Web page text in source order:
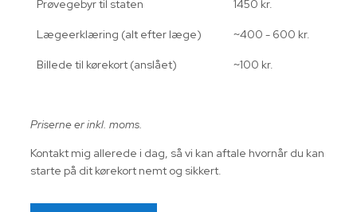
Prøvegebyr til staten 1450 kr.
Lægeerklæring (alt efter læge) ~400 - 600 kr.
Billede til kørekort (anslået) ~100 kr.
Priserne er inkl. moms.
Kontakt mig allerede i dag, så vi kan aftale hvornår du kan
starte på dit kørekort nemt og sikkert.